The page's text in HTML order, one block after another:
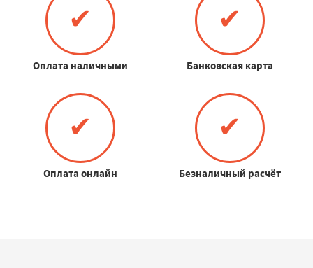
✔
Оплата наличными
✔
Банковская карта
✔
Оплата онлайн
✔
Безналичный расчёт